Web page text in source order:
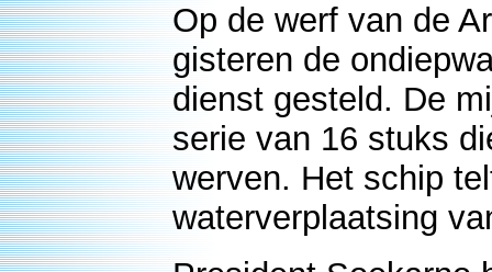
Op de werf van de
gisteren de
dienst gesteld. De
serie van 16 stuks
werven. Het schip
waterverplaatsing